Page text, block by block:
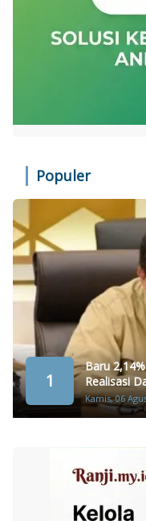
Populer
1
Baru
Realisasi
Kamis, 06